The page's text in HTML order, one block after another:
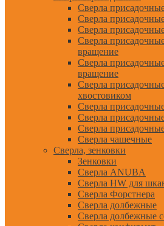
Сверла
Сверла
Сверла
Сверла
вращение
Сверла
вращение
Сверла
хвостовиком
Сверла
Сверла
Сверла
Сверла чашечные
Сверла, зенковки
Зенковки
Сверла ANUBA
Сверла HW для
Сверла Форстнера
Сверла долбежные
Сверла долбежные